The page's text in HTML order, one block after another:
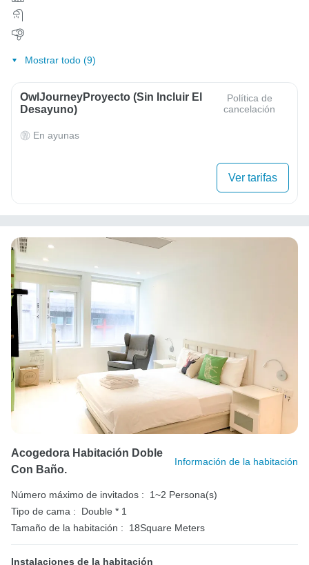
Mostrar todo (9)
OwlJourneyProyecto (sin Incluir El
Desayuno)
Política de
cancelación
En ayunas
Ver tarifas
Acogedora Habitación Doble
Con Baño.
Información de la habitación
Número máximo de invitados :
1~2 Persona(s)
Tipo de cama :
Double * 1
Tamaño de la habitación :
18Square Meters
Instalaciones de la habitación